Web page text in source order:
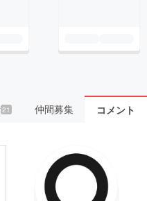
21 仲間募集 コメント